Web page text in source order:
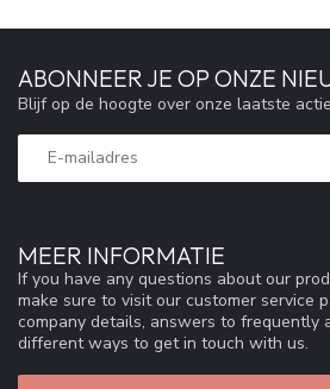
MEER INFORMATIE
If you have any questions about our
make sure to visit our customer service
company details, answers to frequently
different ways to get in touch with us.
ABONNEER JE OP ONZE
Blijf op de hoogte over onze laatste